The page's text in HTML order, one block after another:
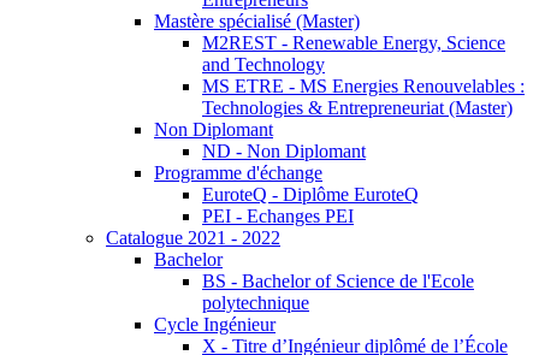
Mastère spécialisé (Master)
M2REST - Renewable Energy, Science
and Technology
MS ETRE - MS Energies Renouvelables :
Technologies & Entrepreneuriat (Master)
Non Diplomant
ND - Non Diplomant
Programme d'échange
EuroteQ - Diplôme EuroteQ
PEI - Echanges PEI
Catalogue 2021 - 2022
Bachelor
BS - Bachelor of Science de l'Ecole
polytechnique
Cycle Ingénieur
X - Titre d’Ingénieur diplômé de l’École